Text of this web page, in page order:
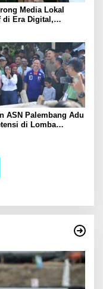
Media Lokal
di Era Digital,
ASN Palembang Adu
di Lomba